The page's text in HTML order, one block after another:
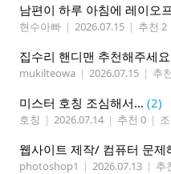
현수아빠 | 2026.07.15 | 추천 2
집수리 핸디맨 추천해주세
mukilteowa | 2026.07.15 | 추
미스터 호칭 조심해서... (2)
호칭 | 2026.07.14 | 추천 0 |
photoshop1 | 2026.07.13 | 추